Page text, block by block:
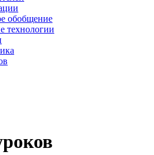
обобщение
технологии